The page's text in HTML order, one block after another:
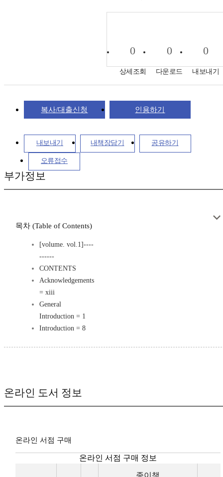
0
상세조회
0
다운로드
0
내보내기
복사/대출신청 인용하기
내보내기 내책장담기 공유하기
오류접수
부가정보
목차 (Table of Contents)
[volume. vol.1]----
------
CONTENTS
Acknowledgements
= xiii
General
Introduction = 1
Introduction = 8
온라인 도서 정보
온라인 서점 구매
온라인 서점 구매 정보
종이책